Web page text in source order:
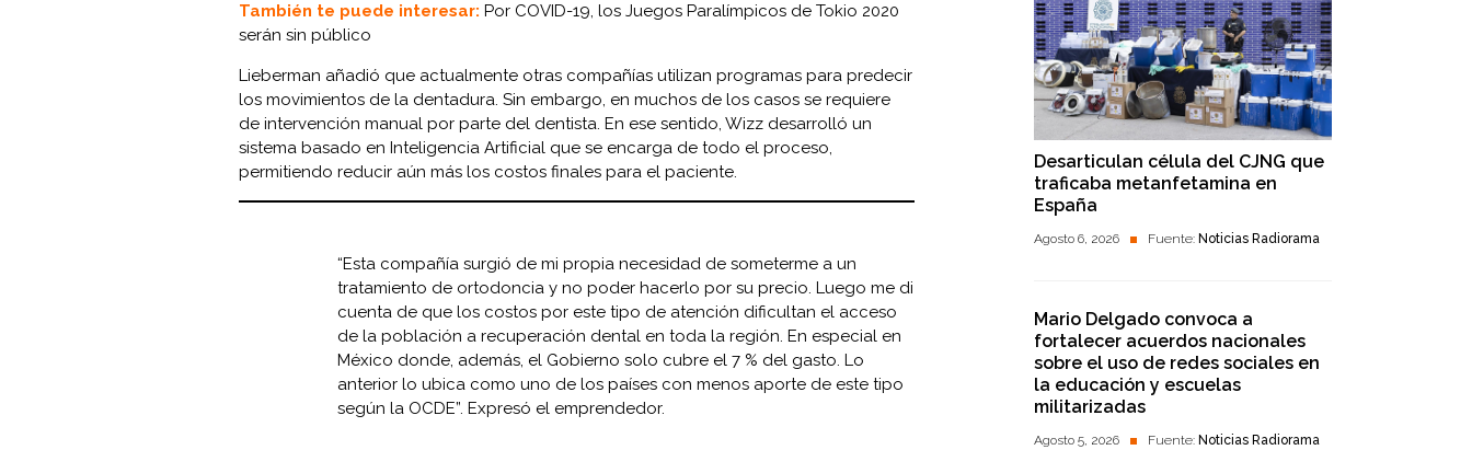
También te puede interesar: Por COVID-19, los Juegos Paralímpicos de Tokio 2020
serán sin público
Lieberman añadió que actualmente otras compañías utilizan programas para predecir
los movimientos de la dentadura. Sin embargo, en muchos de los casos se requiere
de intervención manual por parte del dentista. En ese sentido, Wizz desarrolló un
sistema basado en Inteligencia Artificial que se encarga de todo el proceso,
permitiendo reducir aún más los costos finales para el paciente.
“Esta compañía surgió de mi propia necesidad de someterme a un
tratamiento de ortodoncia y no poder hacerlo por su precio. Luego me di
cuenta de que los costos por este tipo de atención dificultan el acceso
de la población a recuperación dental en toda la región. En especial en
México donde, además, el Gobierno solo cubre el 7 % del gasto. Lo
anterior lo ubica como uno de los países con menos aporte de este tipo
según la OCDE”. Expresó el emprendedor.
Desarticulan célula del CJNG que
traficaba metanfetamina en
España
Agosto 6, 2026 Fuente: Noticias Radiorama
Mario Delgado convoca a
fortalecer acuerdos nacionales
sobre el uso de redes sociales en
la educación y escuelas
militarizadas
Agosto 5, 2026 Fuente: Noticias Radiorama